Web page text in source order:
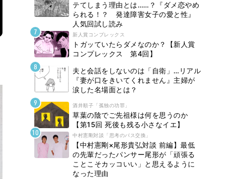
テてしまう理由とは……？『ダメ恋やめ
られる！？ 発達障害女子の愛と性』
人気回試し読み
新人賞コンプレックス
トガッていたらダメなのか？【新人賞
コンプレックス 第4回】
夫と会話をしないのは「自衛」…リアル
『妻が口をきいてくれません』主婦が
涙した名場面とは？
酒井順子「孤独の功罪」
草葉の陰でご先祖様は何を思うのか
【第15回 死後も残る小さなイエ】
中村憲剛対談「思考のパス交換」
【中村憲剛×尾形貴弘対談 前編】最低
の先輩だったパンサー尾形が「頑張る
ことこそカッコいい」と思えるように
なった理由